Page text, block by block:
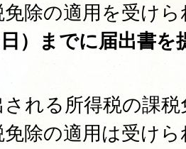
除の適用を受け
）までに届出書を
れる所得税の課
除の適用は受け